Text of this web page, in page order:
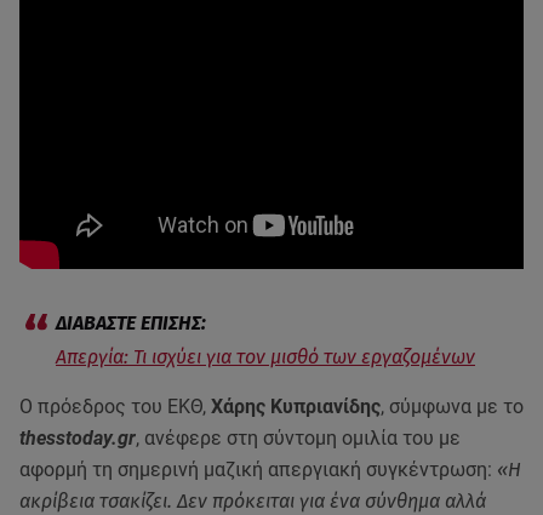
Απεργία: Τι ισχύει για τον μισθό των εργαζομένων
Ο πρόεδρος του ΕΚΘ, Χάρης Κυπριανίδης, σύμφωνα με το
thesstoday.gr, ανέφερε στη σύντομη ομιλία του με
αφορμή τη σημερινή μαζική απεργιακή συγκέντρωση: «Η
ακρίβεια τσακίζει. Δεν πρόκειται για ένα σύνθημα αλλά